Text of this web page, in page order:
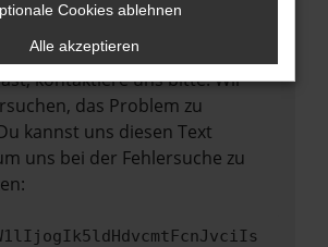
an den Webseitenbetreiber.
oben genannten Schritte
kontaktiere uns bitte. Wir
das Problem zu
kannst uns diesen Text
uns bei der Fehlersuche zu
Cookies ablehnen
Alle akzeptieren